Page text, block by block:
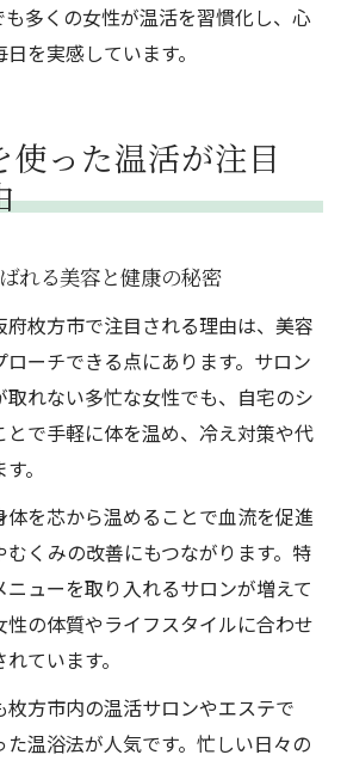
多くの女性が温活を習慣化し、心
を実感しています。
使った温活が注目
れる美容と健康の秘密
枚方市で注目される理由は、美容
ローチできる点にあります。サロン
れない多忙な女性でも、自宅のシ
とで手軽に体を温め、冷え対策や代
。
体を芯から温めることで血流を促進
むくみの改善にもつながります。特
ューを取り入れるサロンが増えて
性の体質やライフスタイルに合わせ
ています。
方市内の温活サロンやエステで
温浴法が人気です。忙しい日々の